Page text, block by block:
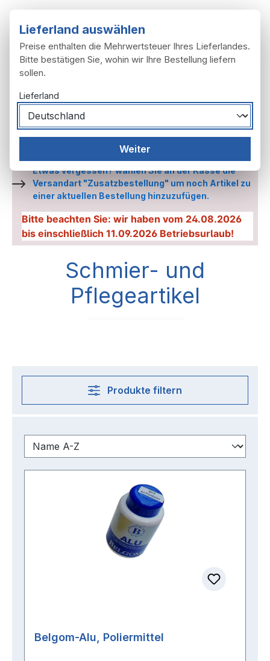
Schmier- und Pflegeartikel
Etwas vergessen? wählen Sie an der Kasse die
Versandart "Zusatzbestellung" um noch Artikel zu
einer aktuellen Bestellung hinzuzufügen.
Bitte beachten Sie: wir haben vom 24.08.2026
bis einschließlich 11.09.2026 Betriebsurlaub!
Schmier- und
Pflegeartikel
Produkte filtern
Belgom-Alu, Poliermittel
Lieferland auswählen
Preise enthalten die Mehrwertsteuer Ihres Lieferlandes.
Bitte bestätigen Sie, wohin wir Ihre Bestellung liefern
sollen.
Lieferland
Weiter